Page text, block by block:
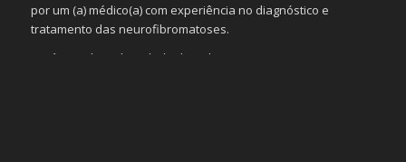
por um (a) médico(a) com experiência no diagnóstico e
tratamento das neurofibromatoses.
Será omitida a identidade de todas as pessoas que